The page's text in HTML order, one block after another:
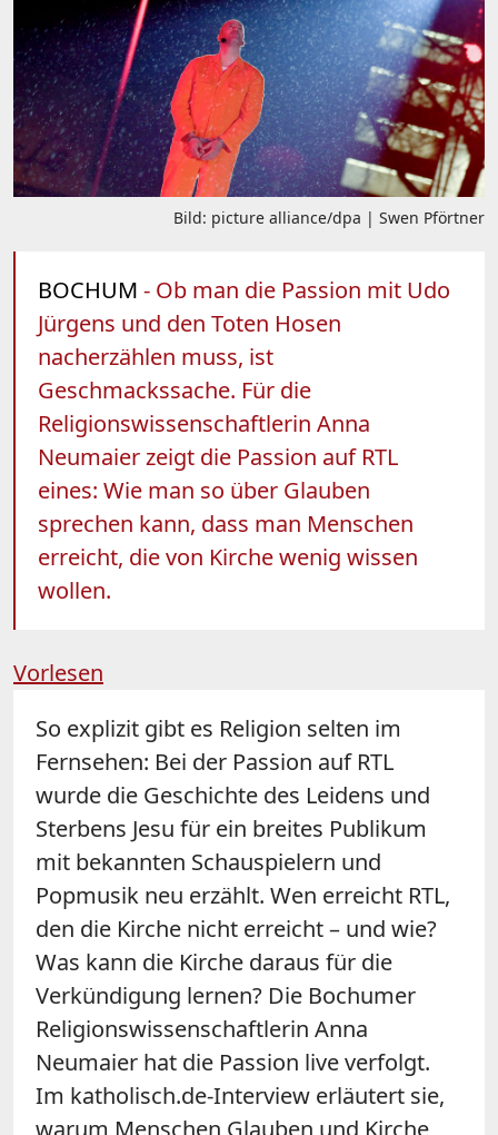
Bild: picture alliance/dpa | Swen Pförtner
BOCHUM - Ob man die Passion mit Udo
Jürgens und den Toten Hosen
nacherzählen muss, ist
Geschmackssache. Für die
Religionswissenschaftlerin Anna
Neumaier zeigt die Passion auf RTL
eines: Wie man so über Glauben
sprechen kann, dass man Menschen
erreicht, die von Kirche wenig wissen
wollen.
Vorlesen
So explizit gibt es Religion selten im
Fernsehen: Bei der Passion auf RTL
wurde die Geschichte des Leidens und
Sterbens Jesu für ein breites Publikum
mit bekannten Schauspielern und
Popmusik neu erzählt. Wen erreicht RTL,
den die Kirche nicht erreicht – und wie?
Was kann die Kirche daraus für die
Verkündigung lernen? Die Bochumer
Religionswissenschaftlerin Anna
Neumaier hat die Passion live verfolgt.
Im katholisch.de-Interview erläutert sie,
warum Menschen Glauben und Kirche